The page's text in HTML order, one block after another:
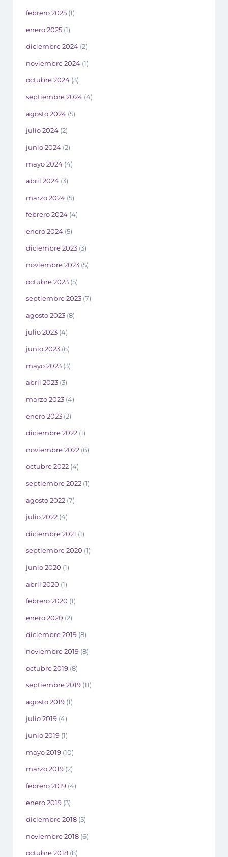
febrero 2025 (1)
enero 2025 (1)
diciembre 2024 (2)
noviembre 2024 (1)
octubre 2024 (3)
septiembre 2024 (4)
agosto 2024 (5)
julio 2024 (2)
junio 2024 (2)
mayo 2024 (4)
abril 2024 (3)
marzo 2024 (5)
febrero 2024 (4)
enero 2024 (5)
diciembre 2023 (3)
noviembre 2023 (5)
octubre 2023 (5)
septiembre 2023 (7)
agosto 2023 (8)
julio 2023 (4)
junio 2023 (6)
mayo 2023 (3)
abril 2023 (3)
marzo 2023 (4)
enero 2023 (2)
diciembre 2022 (1)
noviembre 2022 (6)
octubre 2022 (4)
septiembre 2022 (1)
agosto 2022 (7)
julio 2022 (4)
diciembre 2021 (1)
septiembre 2020 (1)
junio 2020 (1)
abril 2020 (1)
febrero 2020 (1)
enero 2020 (2)
diciembre 2019 (8)
noviembre 2019 (8)
octubre 2019 (8)
septiembre 2019 (11)
agosto 2019 (1)
julio 2019 (4)
junio 2019 (1)
mayo 2019 (10)
marzo 2019 (2)
febrero 2019 (4)
enero 2019 (3)
diciembre 2018 (5)
noviembre 2018 (6)
octubre 2018 (8)